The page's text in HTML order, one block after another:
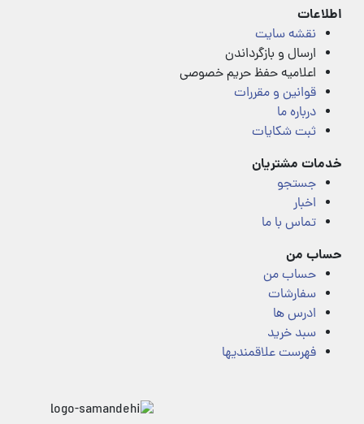
اطلاعات
نقشه سایت
ارسال و بازگرداندن
اعلامیه حفظ حریم خصوصی
قوانین و مقررات
درباره ما
ثبت شکایات
خدمات مشتریان
جستجو
اخبار
تماس با ما
حساب من
حساب من
سفارشات
ادرس ها
سبد خرید
فهرست علاقمندیها